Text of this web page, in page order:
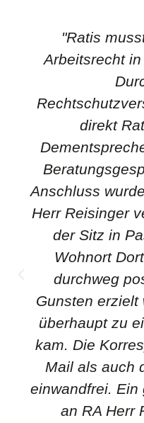
"Ratis
Arbeitsrecht in
direkt
Anschluss
Herr Reisinger
der Sitz in
Wohnort
durchweg
Gunsten erzielt
überhaupt zu
kam. Die
Mail als auch
einwandfrei. Ein
an RA Herr